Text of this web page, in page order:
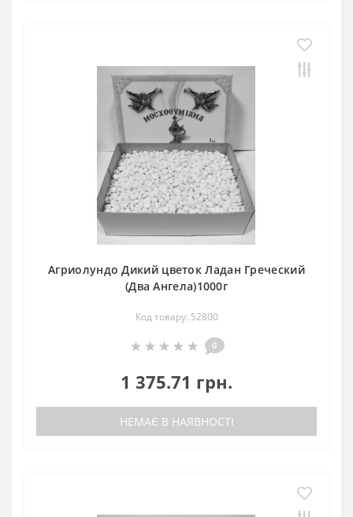
Агриолундо Дикий цветок Ладан Греческий
(Два Ангела)1000г
Код товару: 52800
0
1 375.71 грн.
НЕМАЄ В НАЯВНОСТІ